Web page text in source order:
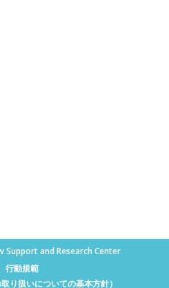
Support and Research Center
行動規範
り扱いについての基本方針）